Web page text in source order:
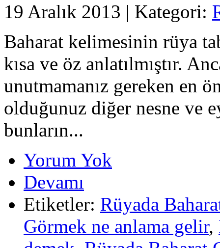
19 Aralık 2013 | Kategori:
Baharat kelimesinin rüya
kısa ve öz anlatılmıştır.
unutmamanız gereken en
olduğunuz diğer nesne ve
bunların...
Yorum Yok
Devamı
Etiketler: Rüyada
Görmek ne anlama gelir,